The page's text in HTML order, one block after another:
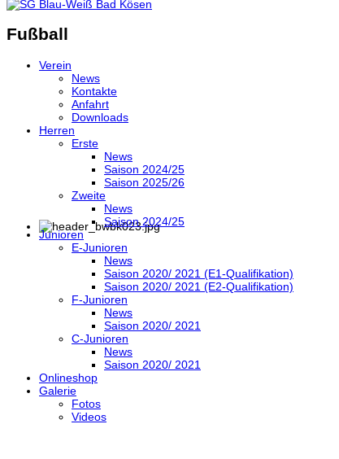
Fußball
Verein
News
Kontakte
Anfahrt
Downloads
Herren
Erste
News
Saison 2024/25
Saison 2025/26
Zweite
News
Saison 2024/25
Junioren
E-Junioren
News
Saison 2020/ 2021 (E1-Qualifikation)
Saison 2020/ 2021 (E2-Qualifikation)
F-Junioren
News
Saison 2020/ 2021
C-Junioren
News
Saison 2020/ 2021
Onlineshop
Galerie
Fotos
Videos